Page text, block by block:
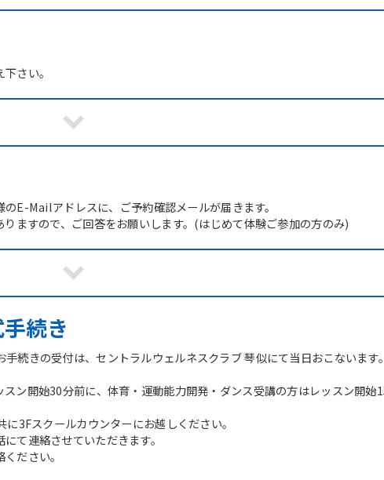
さい。
E-Mailアドレスに、ご予約確認メールが届きます。
ますので、ご回答をお願いします。(はじめて体験ご参加の方のみ)
続き
続きの受付は、セントラルウェルネスクラブ 琴似にて当日おこないます
ン開始30分前に、体育・運動能力開発・ダンス受講の方はレッスン開始
3Fスクールカウンターにお越しください。
て連絡させていただきます。
ださい。